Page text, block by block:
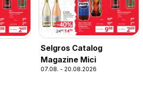
Selgros Catalog
Magazine Mici
07.08. - 20.08.2026